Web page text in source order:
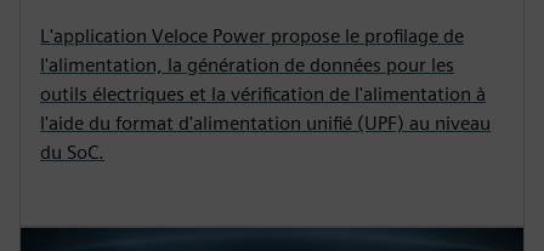
L'application Veloce Power propose le profilage de
l'alimentation, la génération de données pour les
outils électriques et la vérification de l'alimentation à
l'aide du format d'alimentation unifié (UPF) au niveau
du SoC.